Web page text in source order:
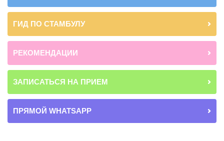
ГИД ПО СТАМБУЛУ
РЕКОМЕНДАЦИИ
ЗАПИСАТЬСЯ НА ПРИЕМ
ПРЯМОЙ WHATSAPP